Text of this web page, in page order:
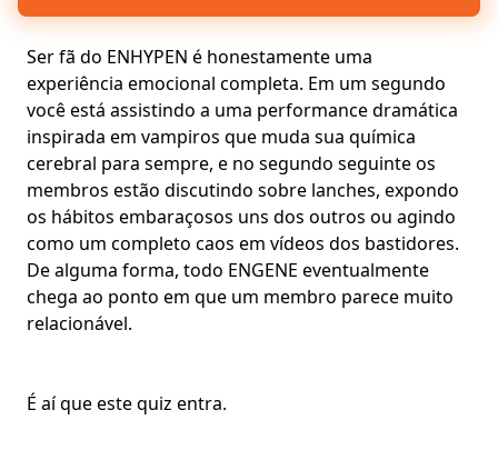
Ser fã do ENHYPEN é honestamente uma
experiência emocional completa. Em um segundo
você está assistindo a uma performance dramática
inspirada em vampiros que muda sua química
cerebral para sempre, e no segundo seguinte os
membros estão discutindo sobre lanches, expondo
os hábitos embaraçosos uns dos outros ou agindo
como um completo caos em vídeos dos bastidores.
De alguma forma, todo ENGENE eventualmente
chega ao ponto em que um membro parece muito
relacionável.
É aí que este quiz entra.